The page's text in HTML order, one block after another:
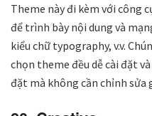
Theme này đi kèm với công
để trình bày nội dung và
kiểu chữ typography, v.v.
chọn theme đều dễ cài đặt
đặt mà không cần chỉnh sửa